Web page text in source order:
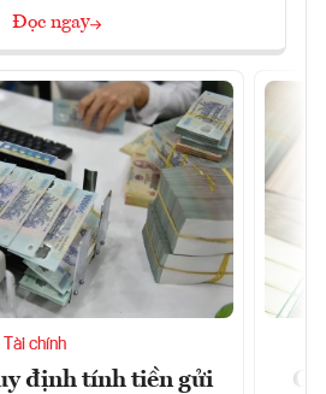
Đọc ngay
Tài chính
định tính tiền gửi